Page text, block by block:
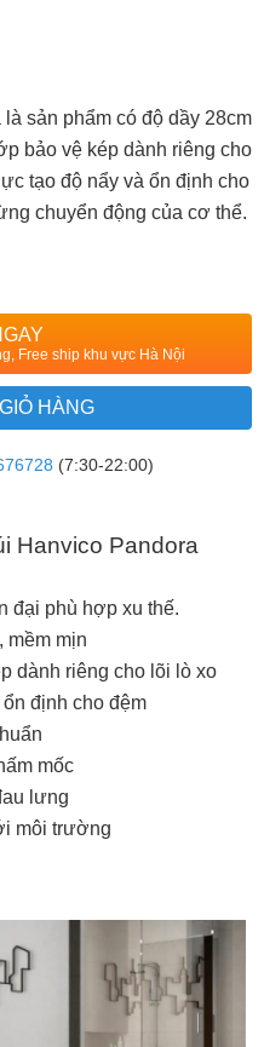
sản phẩm có độ dầy 28cm
bảo vệ kép dành riêng cho
tạo độ nẩy và ổn định cho
chuyển động của cơ thể.
Free ship khu vực Hà Nội
HÀNG
(7:30-22:00)
Hanvico Pandora
đại phù hợp xu thế.
mềm mịn
dành riêng cho lõi lò xo
định cho đệm
mốc
lưng
môi trường